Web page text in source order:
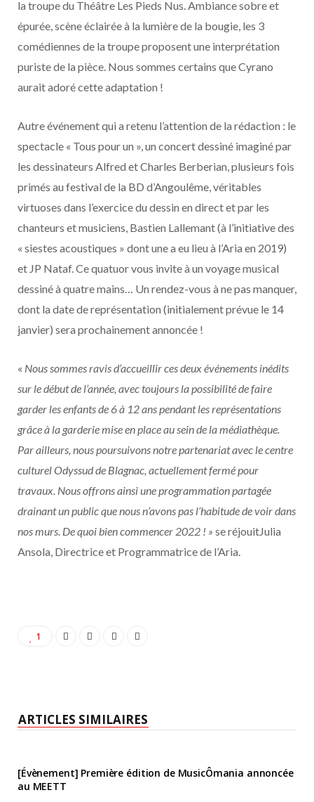
la troupe du Théâtre Les Pieds Nus. Ambiance sobre et
épurée, scène éclairée à la lumière de la bougie, les 3
comédiennes de la troupe proposent une interprétation
puriste de la pièce. Nous sommes certains que Cyrano
aurait adoré cette adaptation !
Autre événement qui a retenu l’attention de la rédaction : le
spectacle « Tous pour un », un concert dessiné imaginé par
les dessinateurs Alfred et Charles Berberian, plusieurs fois
primés au festival de la BD d’Angoulême, véritables
virtuoses dans l’exercice du dessin en direct et par les
chanteurs et musiciens, Bastien Lallemant (à l’initiative des
« siestes acoustiques » dont une a eu lieu à l’Aria en 2019)
et JP Nataf. Ce quatuor vous invite à un voyage musical
dessiné à quatre mains… Un rendez-vous à ne pas manquer,
dont la date de représentation (initialement prévue le 14
janvier) sera prochainement annoncée !
« Nous sommes ravis d’accueillir ces deux événements inédits
sur le début de l’année, avec toujours la possibilité de faire
garder les enfants de 6 à 12 ans pendant les représentations
grâce à la garderie mise en place au sein de la médiathèque.
Par ailleurs, nous poursuivons notre partenariat avec le centre
culturel Odyssud de Blagnac, actuellement fermé pour
travaux. Nous offrons ainsi une programmation partagée
drainant un public que nous n’avons pas l’habitude de voir dans
nos murs. De quoi bien commencer 2022 ! » se réjouitJulia
Ansola, Directrice et Programmatrice de l’Aria.
1
ARTICLES SIMILAIRES
[Évènement] Première édition de MusicÔmania annoncée
au MEETT